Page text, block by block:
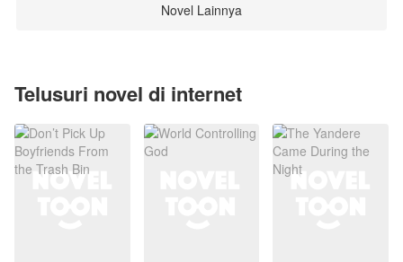
Novel Lainnya
Telusuri novel di internet